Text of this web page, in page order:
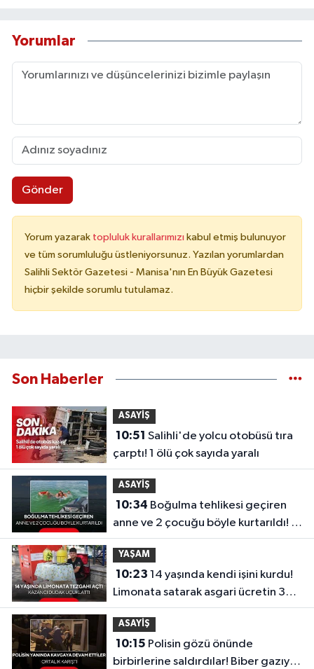
Yorumlar
Gönder
Yorum yazarak topluluk kurallarımızı kabul etmiş bulunuyor
ve tüm sorumluluğu üstleniyorsunuz. Yazılan yorumlardan
Salihli Sektör Gazetesi - Manisa'nın En Büyük Gazetesi
hiçbir şekilde sorumlu tutulamaz.
Son Haberler
ASAYİŞ
10:51
çarptı! 1 ölü çok sayıda yaralı
ASAYİŞ
10:34
anne ve 2 çocuğu böyle kurtarıldı! O
anlar kamerada
YAŞAM
10:23
Limonata satarak asgari ücretin 3
katını kazandı
ASAYİŞ
10:15
birbirlerine saldırdılar! Biber gazıyla